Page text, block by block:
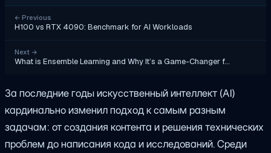
← Previous
H100 vs RTX 4090: Benchmark for AI Workloads
Next →
What is Ensemble Learning and Why It’s a Game-Changer f…
За последние годы искусственный интеллект (AI)
кардинально изменил подход к самым разным
задачам: от создания контента и решения технических
проблем до написания кода и исследований. Среди